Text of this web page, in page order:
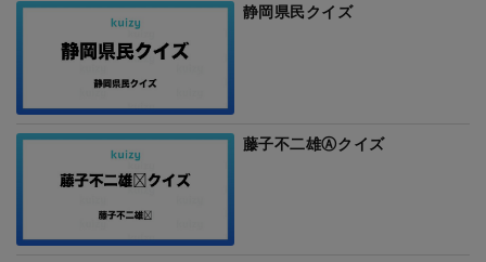
静岡県民クイズ
藤子不二雄Ⓐクイズ